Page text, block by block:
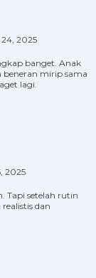
2025
banget. Anak
beneran mirip sama
lagi.
2025
Tapi setelah rutin
dan